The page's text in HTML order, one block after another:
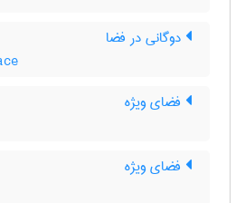
دوگانی در فضا
فضای ویژه
فضای ویژه